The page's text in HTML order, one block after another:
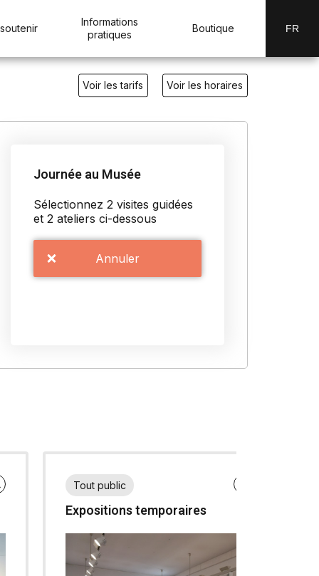
Informations
pratiques
Boutique FR
Voir les tarifs Voir les horaires
Journée au Musée
Sélectionnez 2 visites guidées
et 2 ateliers ci-dessous
Annuler
Tout public
Expositions temporaires